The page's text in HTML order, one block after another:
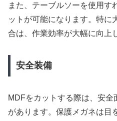
また、テーブルソーを使用す
ットが可能になります。特に
合は、作業効率が大幅に向上
安全装備
MDFをカットする際は、安
があります。保護メガネは目